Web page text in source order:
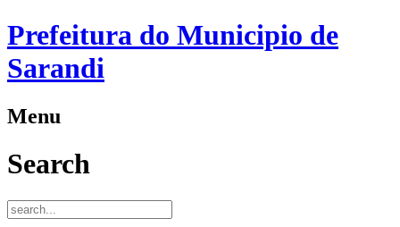
Prefeitura do Municipio de
Sarandi
Menu
Search